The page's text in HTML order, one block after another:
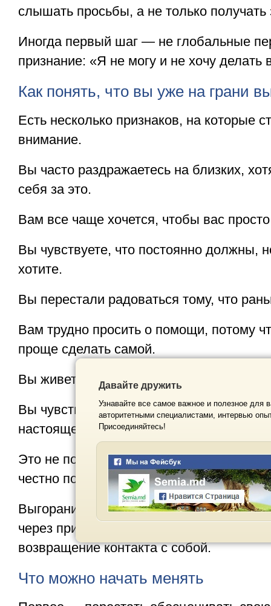
слышать просьбы, а не только получать
Иногда первый шаг — не глобальные
признание: «Я не могу и не хочу делать
Как понять, что вы уже на грани
Есть несколько признаков, на которые
внимание.
Вы часто раздражаетесь на близких,
себя за это.
Вам все чаще хочется, чтобы вас просто
Вы чувствуете, что постоянно должны,
хотите.
Вы перестали радоваться тому, что
Вам трудно просить о помощи, потому
проще сделать самой.
Вы живете в режиме «надо», а не «я
Вы чувствуете, что в семье много
настоящего контакта.
Это не повод обвинять себя. Это повод
честно посмотреть на свое состояние.
Выгорание не проходит от фразы
через признание, поддержку, пересмотр
возвращение контакта с собой.
Что можно начать менять
Давайте дружить
Узнавайте все самое важное и полезное для
авторитетными специалистами, интервью
Присоединяйтесь!